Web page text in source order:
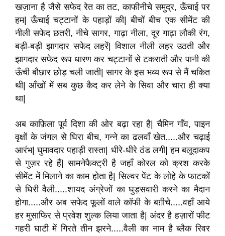
खज़ाना है जैसे सफेद रेत का तट, काफीनीचे समुद्र, ऊँचाई पर
हम| ऊँचाई चट्टानों के पहाड़ों की| बीचों बीच एक सीमेंट की
नीली सफेद छतरी, नीचे सागर, गाढ़ा नीला, दूर गाढ़ा लौकी रंग,
बड़ी-बड़ी झागदार सफेद लहरें| विशाल नीली लहर उठती और
झागदार सफेद रूप धारण कर चट्टानों से टकराती और पानी की
ऊँची बौछार छोड़ चली जाती| सागर के इस भव्य रूप से मैं चकित
थी| आँखों में सब कुछ कैद कर लेने के सिवा और चारा ही क्या
था|
अब काफ़िला पूर्व दिशा की ओर बढ़ा रहा है| चैमिन गाँव, पाइन
वृक्षों के जंगल से घिरा बीच, गन्ने का ढलवाँ खेत.....और चढ़ाई
आरंभ| घुमावदार पहाड़ी रास्ता| धीरे-धीरे ठंड लगी| हम बलूदाकप
से गुज़र रहे हैं| सामनेफैक्ट्री है जहाँ कोरल को क्रश करके
सीमेंट में मिलाने का काम होता है| सिल्वर पेंट के लोहे के फाटकों
से घिरी वैली.....शायद अंग्रेजों का घुड़सवारी करने का मैदान
होगा.....और अब सफेद फूलों वाले कॉफी के बग़ीचे.....वहाँ आये
हर मुसाफिर से प्रवेश शुल्क लिया जाता है| अंदर है हज़ारों फीट
गहरी घाटी में गिरते तीन झरने.....वैली का नाम है ब्लैक रिवर